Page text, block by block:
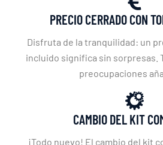
PRECIO CERRADO CON
Disfruta de la tranquilidad: un
incluido significa sin sorpresas.
preocupaciones
CAMBIO DEL KIT
¡Todo nuevo! El cambio del kit